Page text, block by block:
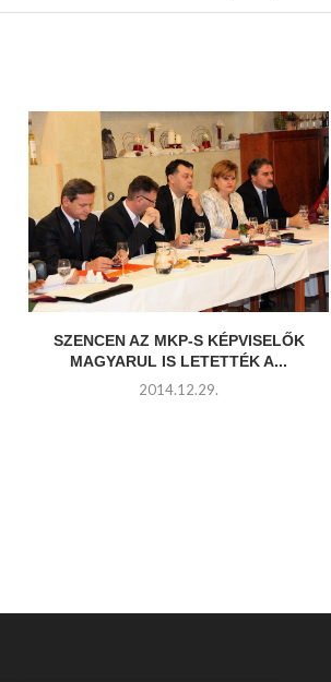
SZENCEN AZ MKP-S KÉPVISELŐK
MAGYARUL IS LETETTÉK A...
2014.12.29.